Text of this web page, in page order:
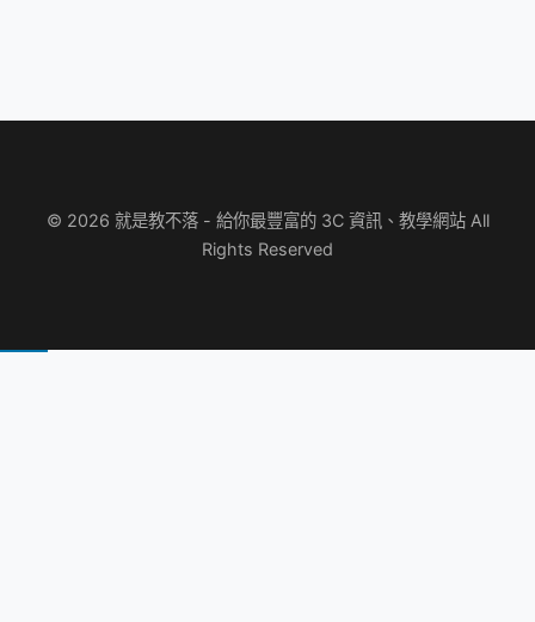
© 2026 就是教不落 - 給你最豐富的 3C 資訊、教學網站 All
Rights Reserved